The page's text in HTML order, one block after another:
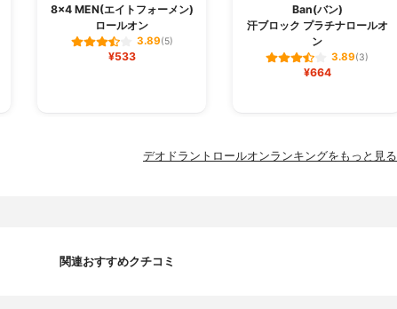
8×4 MEN(エイトフォーメン)
ロールオン
3.89(5)
¥533
Ban(バン)
汗ブロック プラチナロールオ
ン
3.89(3)
¥664
デオドラントロールオンランキングをもっと見る
関連おすすめクチコミ